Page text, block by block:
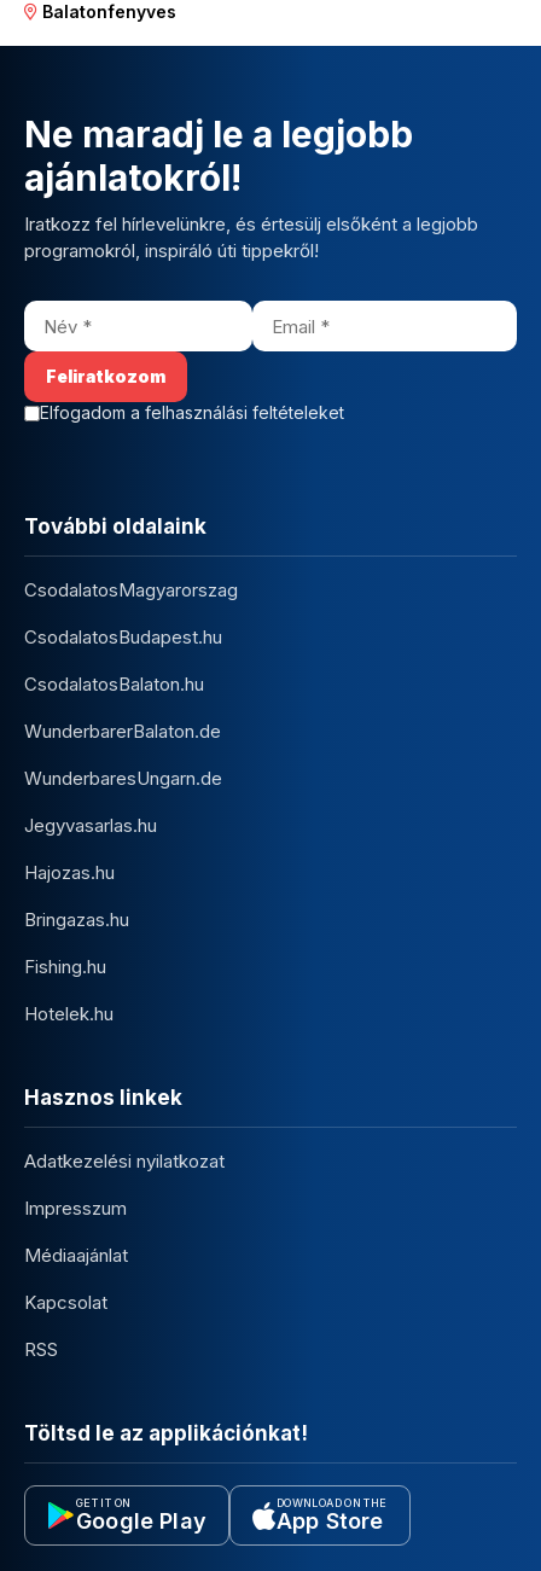
Balatonfenyves
Ne maradj le a legjobb
ajánlatokról!
Iratkozz fel hírlevelünkre, és értesülj elsőként a legjobb
programokról, inspiráló úti tippekről!
Elfogadom a felhasználási feltételeket
További oldalaink
CsodalatosMagyarorszag
CsodalatosBudapest.hu
CsodalatosBalaton.hu
WunderbarerBalaton.de
WunderbaresUngarn.de
Jegyvasarlas.hu
Hajozas.hu
Bringazas.hu
Fishing.hu
Hotelek.hu
Hasznos linkek
Adatkezelési nyilatkozat
Impresszum
Médiaajánlat
Kapcsolat
RSS
Töltsd le az applikációnkat!
GET IT ON
Google Play
DOWNLOAD ON THE
App Store